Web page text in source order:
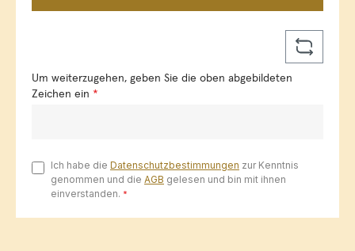
Um weiterzugehen, geben Sie die oben abgebildeten
Zeichen ein *
Ich habe die Datenschutzbestimmungen zur Kenntnis
genommen und die AGB gelesen und bin mit ihnen
einverstanden. *